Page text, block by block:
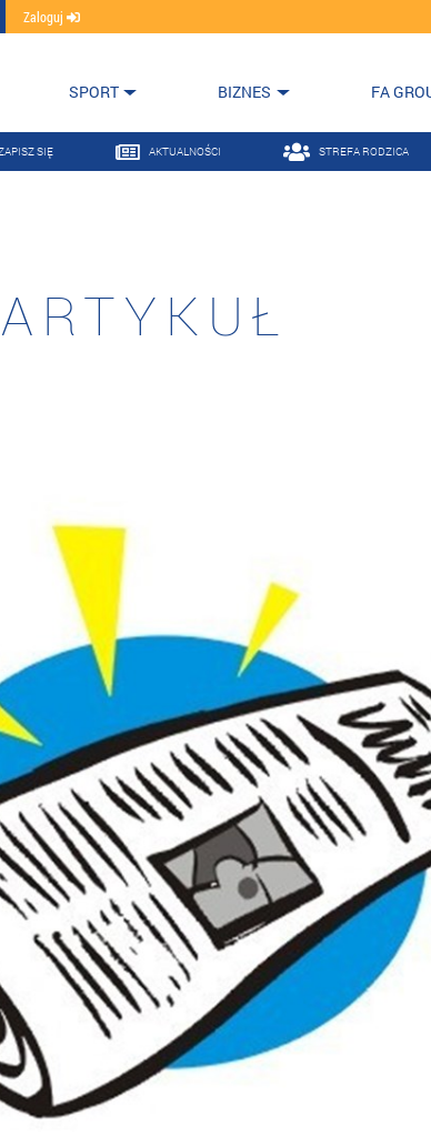
Zaloguj
SPORT BIZNES FA
SIĘ AKTUALNOŚCI STREFA RODZICA